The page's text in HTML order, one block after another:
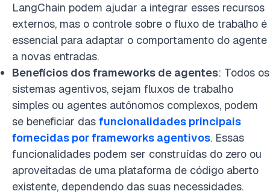
LangChain podem ajudar a integrar esses recursos
externos, mas o controle sobre o fluxo de trabalho é
essencial para adaptar o comportamento do agente
a novas entradas.
Benefícios dos frameworks de agentes: Todos os
sistemas agentivos, sejam fluxos de trabalho
simples ou agentes autônomos complexos, podem
se beneficiar das funcionalidades principais
fornecidas por frameworks agentivos. Essas
funcionalidades podem ser construídas do zero ou
aproveitadas de uma plataforma de código aberto
existente, dependendo das suas necessidades.